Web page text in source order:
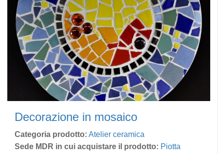
Decorazione in mosaico
Categoria prodotto: Atelier ceramica
Sede MDR in cui acquistare il prodotto: Piotta